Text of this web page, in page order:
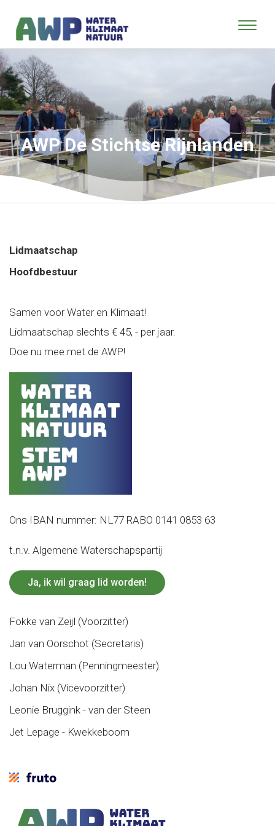
AWP De Stichtse Rijnlanden
Lidmaatschap
Hoofdbestuur
Samen voor Water en Klimaat!
Lidmaatschap slechts € 45, - per jaar.
Doe nu mee met de AWP!
Ons IBAN nummer: NL77 RABO 0141 0853 63
t.n.v. Algemene Waterschapspartij
Ja, ik wil graag lid worden!
Fokke van Zeijl (Voorzitter)
Jan van Oorschot (Secretaris)
Lou Waterman (Penningmeester)
Johan Nix (Vicevoorzitter)
Leonie Bruggink - van der Steen
Jet Lepage - Kwekkeboom